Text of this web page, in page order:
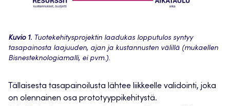
Kuvio 1. Tuotekehitysprojektin laadukas lopputulos syntyy
tasapainosta laajuuden, ajan ja kustannusten välillä (mukaellen
Bisnesteknologiamalli, ei pvm.).
Tällaisesta tasapainoilusta lähtee liikkeelle validointi, joka
on olennainen osa prototyyppikehitystä.